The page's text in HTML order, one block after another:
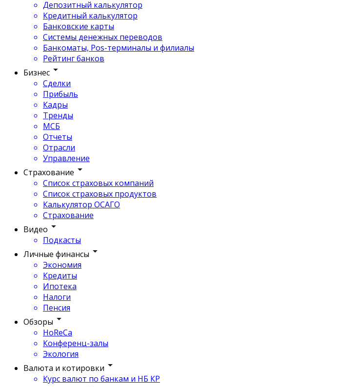
Депозитный калькулятор
Кредитный калькулятор
Банковские карты
Системы денежных переводов
Банкоматы, Pos-терминалы и филиалы
Рейтинг банков
Бизнес
Сделки
Прибыль
Кадры
Тренды
МСБ
Отчеты
Отрасли
Управление
Страхование
Список страховых компаний
Список страховых продуктов
Калькулятор ОСАГО
Страхование
Видео
Подкасты
Личные финансы
Экономия
Кредиты
Ипотека
Налоги
Пенсия
Обзоры
HoReCa
Конференц-залы
Экология
Валюта и котировки
Курс валют по банкам и НБ КР